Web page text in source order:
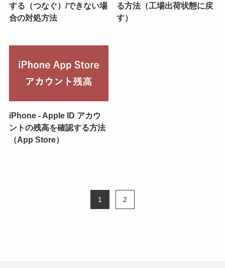
する（つなぐ）/できない場
合の対処方法
る方法（工場出荷状態に戻
す）
iPhone - Apple ID アカウ
ントの残高を確認する方法
（App Store）
1 2